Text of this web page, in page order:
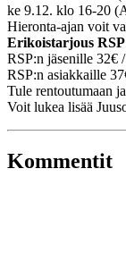
ke 9.12. klo 16-20
Hieronta-ajan voit
Erikoistarjous
RSP:n jäsenille 32€
RSP:n asiakkaille
Tule rentoutumaan
Voit lukea lisää
Kommentit